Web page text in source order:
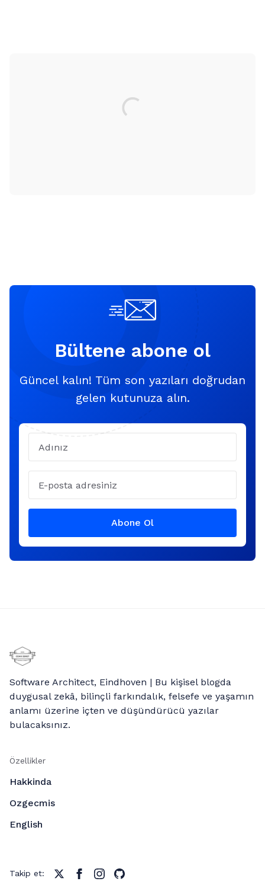
Bültene abone ol
Güncel kalın! Tüm son yazıları doğrudan
gelen kutunuza alın.
Abone Ol
Software Architect, Eindhoven | Bu kişisel blogda
duygusal zekâ, bilinçli farkındalık, felsefe ve yaşamın
anlamı üzerine içten ve düşündürücü yazılar
bulacaksınız.
Özellikler
Hakkinda
Ozgecmis
English
Takip et: